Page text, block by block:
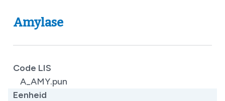
Amylase
Code LIS
A_AMY.pun
Eenheid